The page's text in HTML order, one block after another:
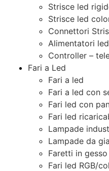
Strisce led
Strisce led
Connettori
Alimentatori led
Controller –
Fari a Led
Fari a led
Fari a led con
Fari led con
Fari led
Lampade
Lampade da
Faretti in gesso
Fari led RGB/